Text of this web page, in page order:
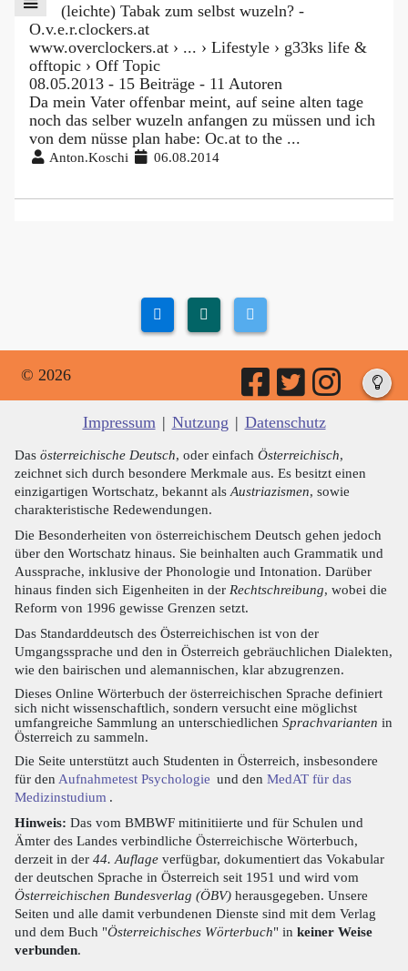
(leichte) Tabak zum selbst wuzeln? -
O.v.e.r.clockers.at
www.overclockers.at › ... › Lifestyle › g33ks life &
offtopic › Off Topic
08.05.2013 - 15 Beiträge - ‎11 Autoren
Da mein Vater offenbar meint, auf seine alten tage
noch das selber wuzeln anfangen zu müssen und ich
von dem nüsse plan habe: Oc.at to the ...
Anton.Koschi 06.08.2014
© 2026
Impressum | Nutzung | Datenschutz
Das österreichische Deutsch, oder einfach Österreichisch,
zeichnet sich durch besondere Merkmale aus. Es besitzt einen
einzigartigen Wortschatz, bekannt als Austriazismen, sowie
charakteristische Redewendungen.
Die Besonderheiten von österreichischem Deutsch gehen jedoch
über den Wortschatz hinaus. Sie beinhalten auch Grammatik und
Aussprache, inklusive der Phonologie und Intonation. Darüber
hinaus finden sich Eigenheiten in der Rechtschreibung, wobei die
Reform von 1996 gewisse Grenzen setzt.
Das Standarddeutsch des Österreichischen ist von der
Umgangssprache und den in Österreich gebräuchlichen Dialekten,
wie den bairischen und alemannischen, klar abzugrenzen.
Dieses Online Wörterbuch der österreichischen Sprache definiert
sich nicht wissenschaftlich, sondern versucht eine möglichst
umfangreiche Sammlung an unterschiedlichen Sprachvarianten in
Österreich zu sammeln.
Die Seite unterstützt auch Studenten in Österreich, insbesondere
für den Aufnahmetest Psychologie und den MedAT für das
Medizinstudium .
Hinweis: Das vom BMBWF mitinitiierte und für Schulen und
Ämter des Landes verbindliche Österreichische Wörterbuch,
derzeit in der 44. Auflage verfügbar, dokumentiert das Vokabular
der deutschen Sprache in Österreich seit 1951 und wird vom
Österreichischen Bundesverlag (ÖBV) herausgegeben. Unsere
Seiten und alle damit verbundenen Dienste sind mit dem Verlag
und dem Buch "Österreichisches Wörterbuch" in keiner Weise
verbunden.